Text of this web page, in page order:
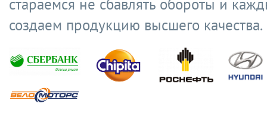
стараемся не сбавлять обороты и
создаем продукцию высшего качества.